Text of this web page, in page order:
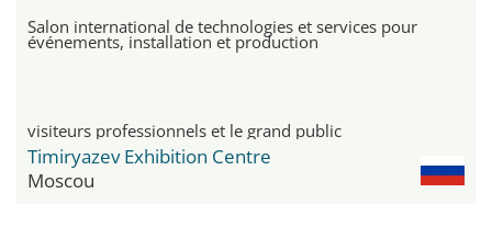
Salon international de technologies et services pour
événements, installation et production
visiteurs professionnels et le grand public
Timiryazev Exhibition Centre
Moscou